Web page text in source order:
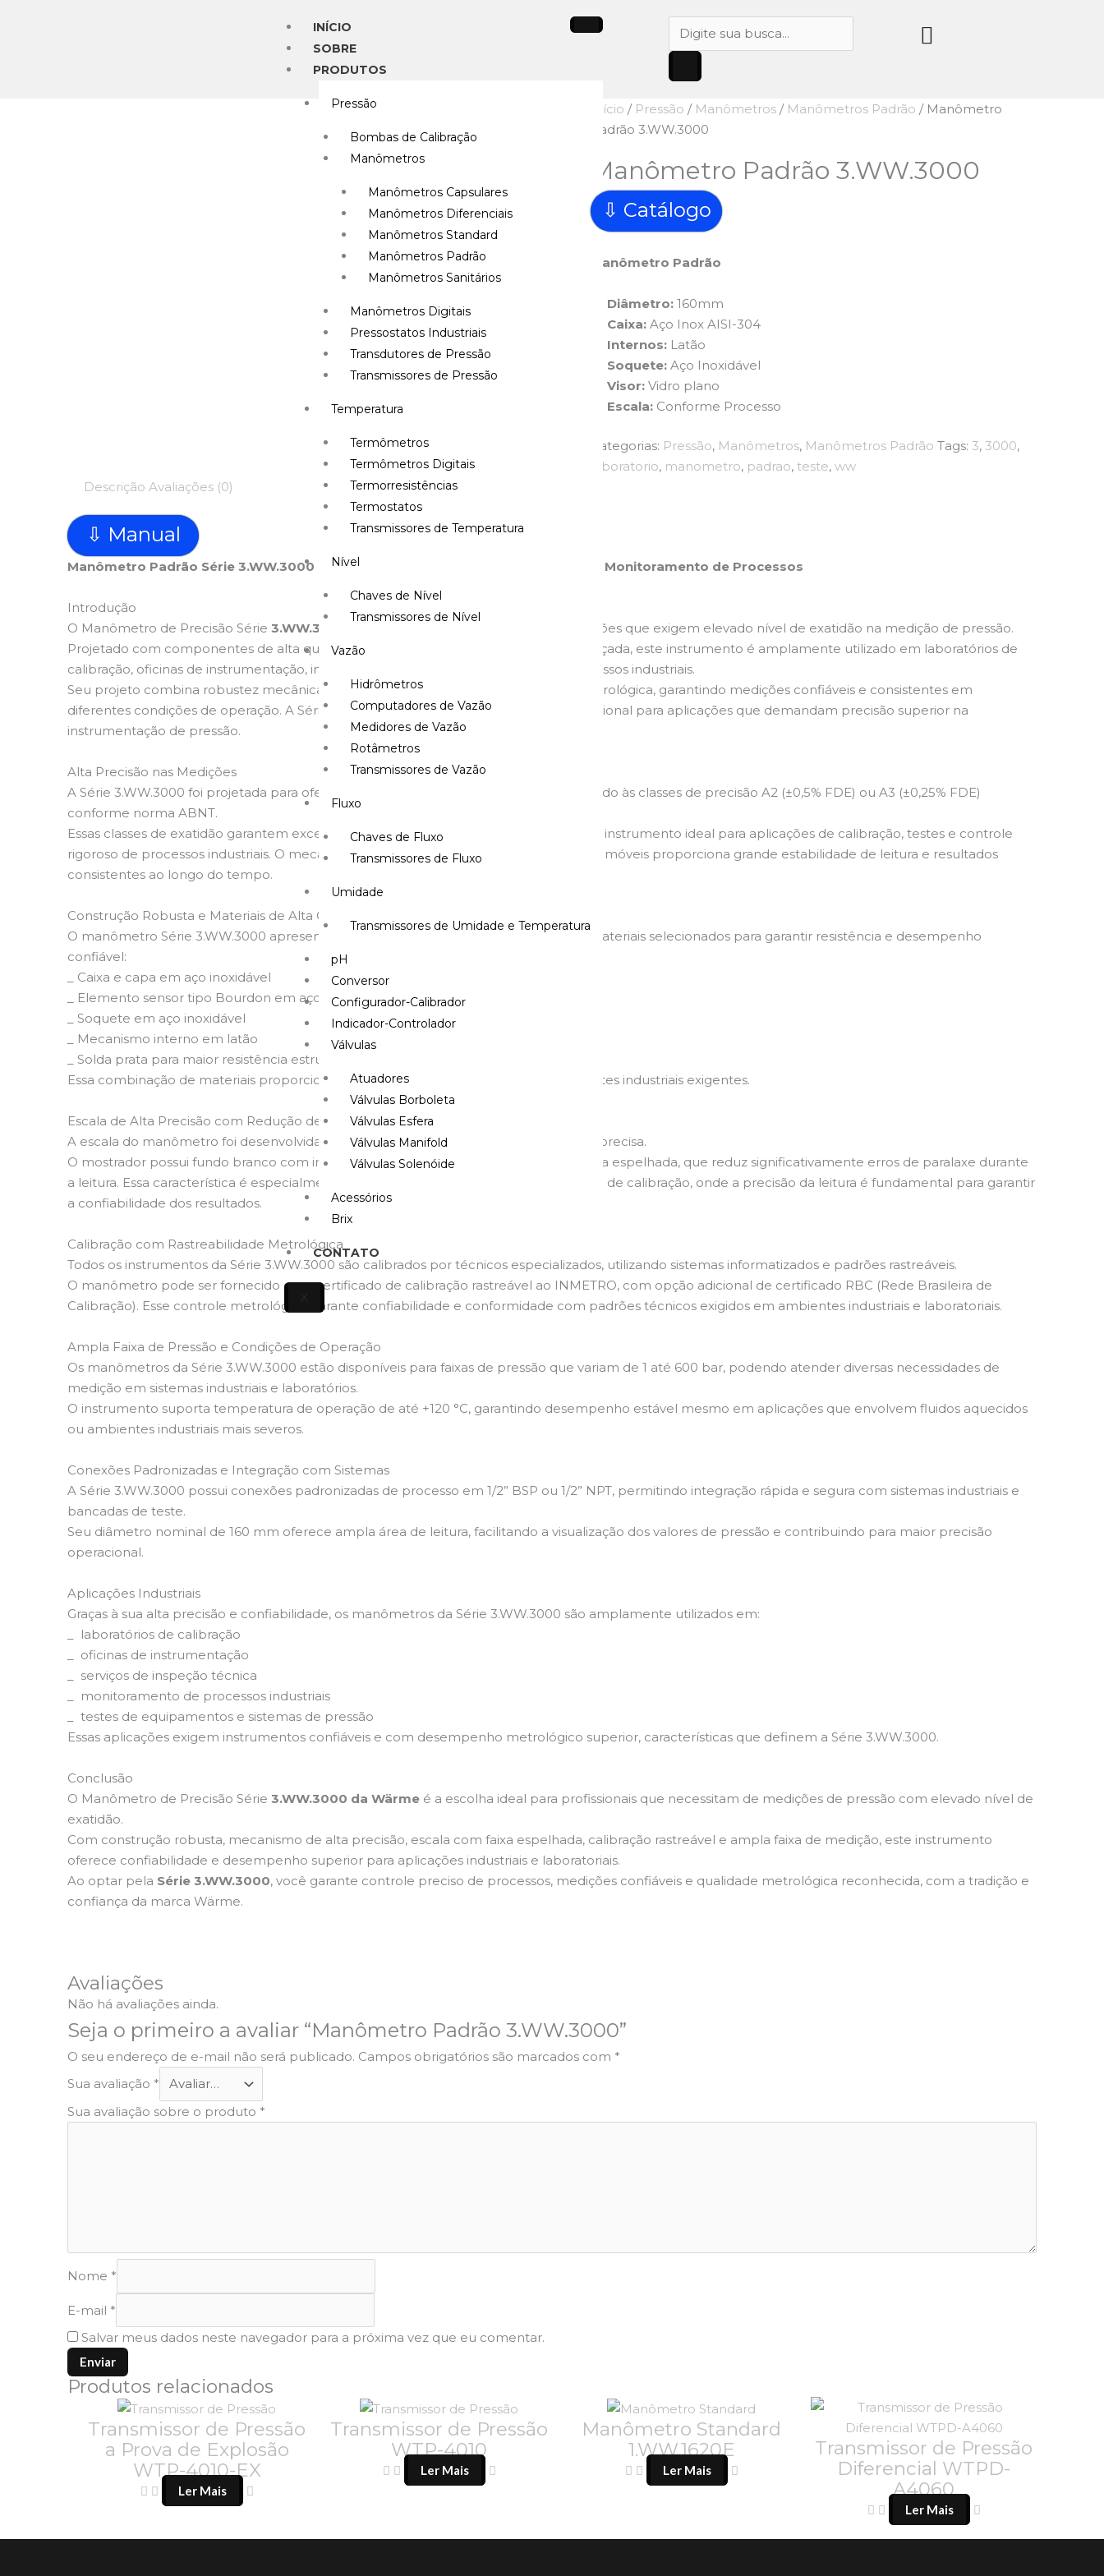
INÍCIO
SOBRE
PRODUTOS
Pressão
Bombas de Calibração
Manômetros
Manômetros Capsulares
Manômetros Diferenciais
Manômetros Standard
Manômetros Padrão
Manômetros Sanitários
Manômetros Digitais
Pressostatos Industriais
Transdutores de Pressão
Transmissores de Pressão
Temperatura
Termômetros
Termômetros Digitais
Termorresistências
Termostatos
Transmissores de Temperatura
Nível
Chaves de Nível
Transmissores de Nível
Vazão
Hidrômetros
Computadores de Vazão
Medidores de Vazão
Rotâmetros
Transmissores de Vazão
Fluxo
Chaves de Fluxo
Transmissores de Fluxo
Umidade
Transmissores de Umidade e Temperatura
pH
Conversor
Configurador-Calibrador
Indicador-Controlador
Válvulas
Atuadores
Válvulas Borboleta
Válvulas Esfera
Válvulas Manifold
Válvulas Solenóide
Acessórios
Brix
CONTATO
X
Pesquisar
produtos
Início / Pressão / Manômetros / Manômetros Padrão / Manômetro
Padrão 3.WW.3000
Manômetro Padrão 3.WW.3000
⇩ Catálogo
Manômetro Padrão
Diâmetro: 160mm
Caixa: Aço Inox AISI-304
Internos: Latão
Soquete: Aço Inoxidável
Visor: Vidro plano
Escala: Conforme Processo
Categorias: Pressão, Manômetros, Manômetros Padrão Tags: 3, 3000,
laboratorio, manometro, padrao,teste,ww
Descrição Avaliações (0)
⇩ Manual
Manômetro Padrão Série 3.WW.3000 da Wärme: Alta Exatidão para Calibração e Monitoramento de Processos
Introdução
O Manômetro de Precisão Série 3.WW.3000
foi desenvolvido para aplicações que exigem elevado nível de exatidão na medição de pressão.
Projetado com componentes de alta qualidade e tecnologia de instrumentação avançada, este instrumento é amplamente utilizado em laboratórios de
calibração, oficinas de instrumentação, inspeções técnicas e monitoramento de processos industriais.
Seu projeto combina robustez mecânica, excelente repetibilidade e estabilidade metrológica, garantindo medições confiáveis e consistentes em
diferentes condições de operação. A Série 3.WW.3000 representa uma solução profissional para aplicações que demandam precisão superior na
instrumentação de pressão.
Alta Precisão nas Medições
A Série 3.WW.3000 foi projetada para oferecer medições altamente precisas, atendendo às classes de precisão A2 (±0,5% FDE) ou A3 (±0,25% FDE)
conforme norma ABNT.
Essas classes de exatidão garantem excelente confiabilidade metrológica, tornando o instrumento ideal para aplicações de calibração, testes e controle
rigoroso de processos industriais. O mecanismo interno de baixo atrito entre as partes móveis proporciona grande estabilidade de leitura e resultados
consistentes ao longo do tempo.
Construção Robusta e Materiais de Alta Qualidade
O manômetro Série 3.WW.3000 apresenta uma construção robusta e durável, com materiais selecionados para garantir resistência e desempenho
confiável:
_ Caixa e capa em aço inoxidável
_ Elemento sensor tipo Bourdon em aço inox
_ Soquete em aço inoxidável
_ Mecanismo interno em latão
_ Solda prata para maior resistência estrutural
Essa combinação de materiais proporciona elevada durabilidade, mesmo em ambientes industriais exigentes.
Escala de Alta Precisão com Redução de Paralaxe
A escala do manômetro foi desenvolvida para oferecer leitura clara e extremamente precisa.
O mostrador possui fundo branco com inscrições em preto e/ou vermelho e inclui faixa espelhada, que reduz significativamente erros de paralaxe durante
a leitura. Essa característica é especialmente importante em aplicações laboratoriais e de calibração, onde a precisão da leitura é fundamental para garantir
a confiabilidade dos resultados.
Calibração com Rastreabilidade Metrológica
Todos os instrumentos da Série 3.WW.3000 são calibrados por técnicos especializados, utilizando sistemas informatizados e padrões rastreáveis.
O manômetro pode ser fornecido com certificado de calibração rastreável ao INMETRO, com opção adicional de certificado RBC (Rede Brasileira de
Calibração). Esse controle metrológico garante confiabilidade e conformidade com padrões técnicos exigidos em ambientes industriais e laboratoriais.
Ampla Faixa de Pressão e Condições de Operação
Os manômetros da Série 3.WW.3000 estão disponíveis para faixas de pressão que variam de 1 até 600 bar, podendo atender diversas necessidades de
medição em sistemas industriais e laboratórios.
O instrumento suporta temperatura de operação de até +120 °C, garantindo desempenho estável mesmo em aplicações que envolvem fluidos aquecidos
ou ambientes industriais mais severos.
Conexões Padronizadas e Integração com Sistemas
A Série 3.WW.3000 possui conexões padronizadas de processo em 1/2” BSP ou 1/2” NPT, permitindo integração rápida e segura com sistemas industriais e
bancadas de teste.
Seu diâmetro nominal de 160 mm oferece ampla área de leitura, facilitando a visualização dos valores de pressão e contribuindo para maior precisão
operacional.
Aplicações Industriais
Graças à sua alta precisão e confiabilidade, os manômetros da Série 3.WW.3000 são amplamente utilizados em:
_ laboratórios de calibração
_ oficinas de instrumentação
_ serviços de inspeção técnica
_ monitoramento de processos industriais
_ testes de equipamentos e sistemas de pressão
Essas aplicações exigem instrumentos confiáveis e com desempenho metrológico superior, características que definem a Série 3.WW.3000.
Conclusão
O Manômetro de Precisão Série 3.WW.3000 da Wärme é a escolha ideal para profissionais que necessitam de medições de pressão com elevado nível de
exatidão.
Com construção robusta, mecanismo de alta precisão, escala com faixa espelhada, calibração rastreável e ampla faixa de medição, este instrumento
oferece confiabilidade e desempenho superior para aplicações industriais e laboratoriais.
Ao optar pela Série 3.WW.3000, você garante controle preciso de processos, medições confiáveis e qualidade metrológica reconhecida, com a tradição e
confiança da marca Wärme.
Avaliações
Não há avaliações ainda.
Seja o primeiro a avaliar “Manômetro Padrão 3.WW.3000”
O seu endereço de e-mail não será publicado. Campos obrigatórios são marcados com *
Sua avaliação *
Sua avaliação sobre o produto *
Nome *
E-mail *
Salvar meus dados neste navegador para a próxima vez que eu comentar.
Produtos relacionados
Transmissor de Pressão
a Prova de Explosão
WTP-4010-EX
Ler Mais
Transmissor de Pressão
WTP-4010
Ler Mais
Manômetro Standard
1.WW.1620E
Ler Mais
Transmissor de Pressão
Diferencial WTPD-
A4060
Ler Mais